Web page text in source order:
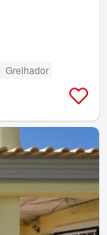
Grelhador